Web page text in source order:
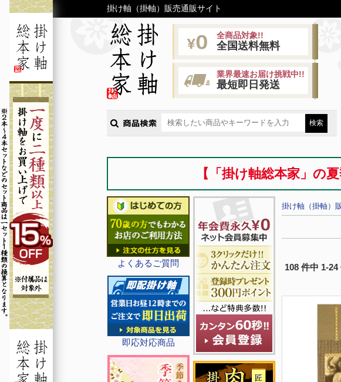
掛け軸（掛軸）販売通販サイト
全商品対象!!
全国送料無料
業界最速お届け挑戦中!!
最短即日発送
【「掛け軸総本家」
よくあるご質問
即応対応商品
掛け軸（掛軸）
108 件中 1-